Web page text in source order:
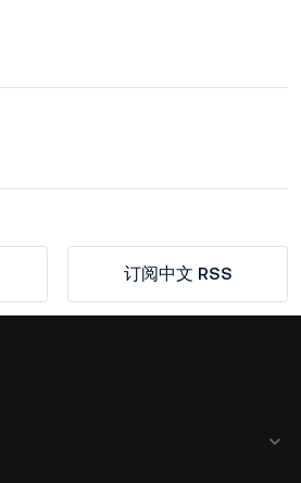
订阅中文 RSS